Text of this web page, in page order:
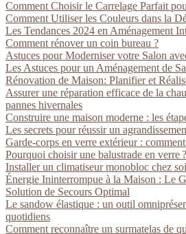
Comment Choisir le Carrelage Parfait
Comment Utiliser les Couleurs dans la
Les Tendances 2024 en Aménagement
Comment rénover un coin bureau ?
Astuces pour Moderniser votre Salon
Les Astuces pour un Aménagement de
Rénovation de Maison: Planifier et
Assurer une réparation efficace de la
pannes hivernales
Construire une maison moderne : les
Les secrets pour réussir un
Garde-corps en verre extérieur :
Pourquoi choisir une balustrade en verre ?
Installer un climatiseur monobloc chez
Énergie Ininterrompue à la Maison : Le
Solution de Secours Optimal
Le sandow élastique : un outil
quotidiens
Comment reconnaître un surmatelas de